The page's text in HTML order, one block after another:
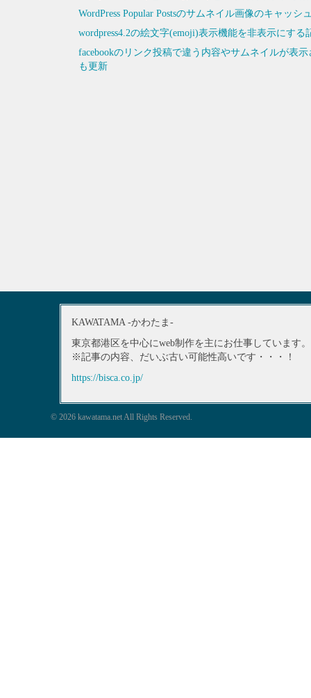
WordPress Popular Postsのサムネイル画像のキャッシ
wordpress4.2の絵文字(emoji)表示機能を非表示にす
facebookのリンク投稿で違う内容やサムネイルが表
も更新
KAWATAMA -かわたま-
東京都港区を中心にweb制作を主にお仕事しています。
※記事の内容、だいぶ古い可能性高いです・・・！
https://bisca.co.jp/
© 2026 kawatama.net All Rights Reserved.